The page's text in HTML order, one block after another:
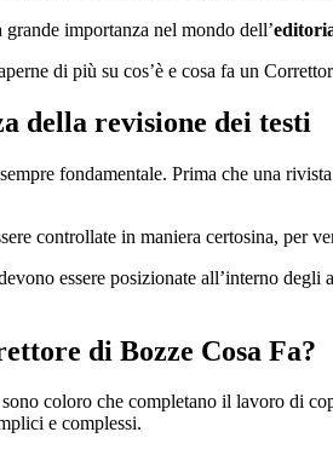
grande importanza nel mondo dell’
di più su cos’è e cosa fa un
della revisione dei testi
fondamentale. Prima che una
controllate in maniera certosina, per
essere posizionate all’interno
di Bozze Cosa Fa?
coloro che completano il lavoro di
e complessi.